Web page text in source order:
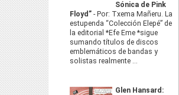
Sónica de Pink
Floyd” - Por: Txema Mañeru. La
estupenda “Colección Elepé” de
la editorial *Efe Eme *sigue
sumando títulos de discos
emblemáticos de bandas y
solistas realmente ...
Glen Hansard: